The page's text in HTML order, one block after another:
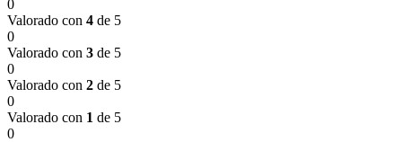
0
Valorado con 4 de 5
0
Valorado con 3 de 5
0
Valorado con 2 de 5
0
Valorado con 1 de 5
0